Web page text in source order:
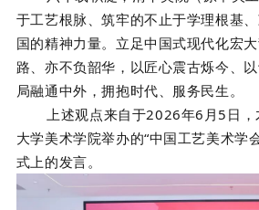
于工艺根脉、筑牢的不止于学理根基
国的精神力量。立足中国式现代化宏
路、亦不负韶华，以匠心震古烁今、
局融通中外，拥抱时代、服务民生。
上述观点来自于2026年6月5日
大学美术学院举办的“中国工艺美术学
式上的发言。